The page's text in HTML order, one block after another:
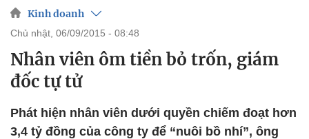
Kinh doanh
chủ nhật, 06/09/2015 - 08:48
Nhân viên ôm tiền bỏ trốn, giám
đốc tự tử
Phát hiện nhân viên dưới quyền chiếm đoạt hơn
3,4 tỷ đồng của công ty để “nuôi bồ nhí”, ông